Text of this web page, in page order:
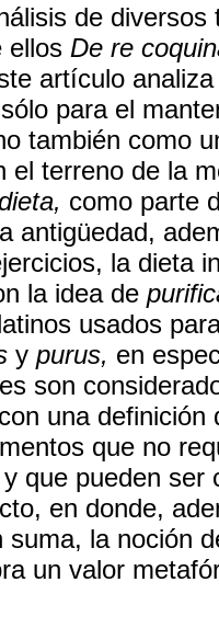
de
ellos De re
artículo
para el
también como
el terreno de la
como parte
antigüedad,
la dieta
la idea de
usados
y purus, en
son
una definición
que no
que pueden ser
en donde,
suma, la noción
un valor